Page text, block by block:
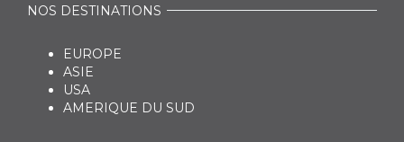
NOS DESTINATIONS
EUROPE
ASIE
USA
AMERIQUE DU SUD